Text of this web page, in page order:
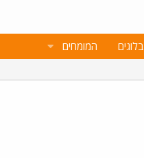
בלוגים המומחים